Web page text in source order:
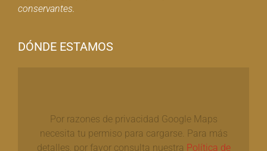
conservantes.
DÓNDE ESTAMOS
Por razones de privacidad Google Maps
necesita tu permiso para cargarse. Para más
detalles, por favor consulta nuestra Política de